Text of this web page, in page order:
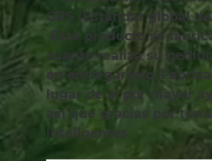
GRS (Estándar global
cuanto realiza su
en entregárselo.
lugar de al por mayor
así que gracias por
inteligentes.